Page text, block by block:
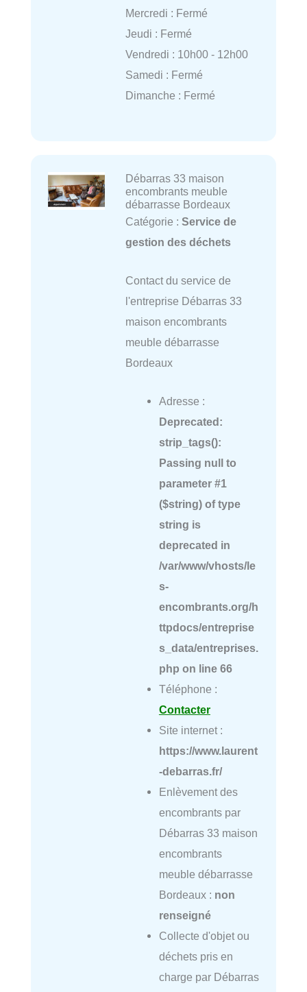
Mercredi : Fermé
Jeudi : Fermé
Vendredi : 10h00 - 12h00
Samedi : Fermé
Dimanche : Fermé
Débarras 33 maison
encombrants meuble
débarrasse Bordeaux
Catégorie : Service de
gestion des déchets
Contact du service de
l'entreprise Débarras 33
maison encombrants
meuble débarrasse
Bordeaux
Adresse :
Deprecated:
strip_tags():
Passing null to
parameter #1
($string) of type
string is
deprecated in
/var/www/vhosts/le
s-
encombrants.org/h
ttpdocs/entreprise
s_data/entreprises.
php on line 66
Téléphone :
Contacter
Site internet :
https://www.laurent
-debarras.fr/
Enlèvement des
encombrants par
Débarras 33 maison
encombrants
meuble débarrasse
Bordeaux : non
renseigné
Collecte d'objet ou
déchets pris en
charge par Débarras